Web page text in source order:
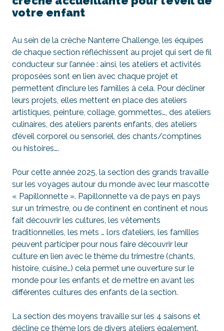
votre enfant
Au sein de la crèche Nanterre Challenge, les équipes
de chaque section réfléchissent au projet qui sert de fil
conducteur sur l’année : ainsi, les ateliers et activités
proposées sont en lien avec chaque projet et
permettent d’inclure les familles à cela. Pour décliner
leurs projets, elles mettent en place des ateliers
artistiques, peinture, collage, gommettes…, des ateliers
culinaires, des ateliers parents enfants, des ateliers
d’éveil corporel ou sensoriel, des chants/comptines
ou histoires….
Pour cette année 2025, la section des grands travaille
sur les voyages autour du monde avec leur mascotte
« Papillonnette ». Papillonnette va de pays en pays
sur un trimestre, ou de continent en continent et nous
fait découvrir les cultures, les vêtements
traditionnelles, les mets … lors d’ateliers, les familles
peuvent participer pour nous faire découvrir leur
culture en lien avec le thème du trimestre (chants,
histoire, cuisine…) cela permet une ouverture sur le
monde pour les enfants et de mettre en avant les
différentes cultures des enfants de la section.
La section des moyens travaille sur les 4 saisons et
décline ce thème lors de divers ateliers également.